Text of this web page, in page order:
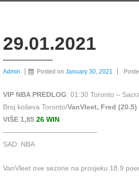
29.01.2021
Admin Posted on January 30, 2021
VIP NBA PREDLOG: 01:30 Toronto –
Broj koševa Toronto/VanVleet, Fred (20.5)
VIŠE 1,85 26 WIN
—————————————–
SAD: NBA
VanVleet ove sezone na prosjeku 18.9